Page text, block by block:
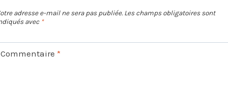
adresse e-mail ne sera pas publiée. Les champs obligatoires sont
avec *
Commentaire *